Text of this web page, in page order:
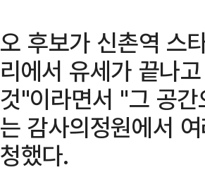
오 후보가 신촌역 스
리에서 유세가 끝나
것"이라면서 "그 공
는 감사의정원에서
청했다.